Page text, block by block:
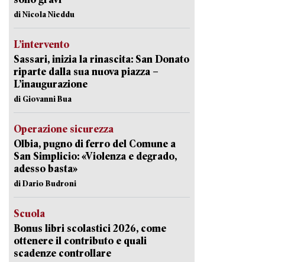
di Nicola Nieddu
L’intervento
Sassari, inizia la rinascita: San Donato
riparte dalla sua nuova piazza –
L’inaugurazione
di Giovanni Bua
Operazione sicurezza
Olbia, pugno di ferro del Comune a
San Simplicio: «Violenza e degrado,
adesso basta»
di Dario Budroni
Scuola
Bonus libri scolastici 2026, come
ottenere il contributo e quali
scadenze controllare